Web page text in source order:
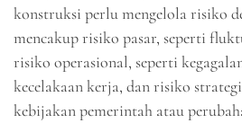
konstruksi perlu mengelola risiko
mencakup risiko pasar, seperti
risiko operasional, seperti
kecelakaan kerja, dan risiko
kebijakan pemerintah atau